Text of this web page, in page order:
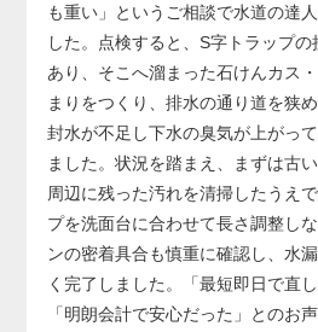
も重い」というご相談で水道の達
した。点検すると、S字トラップ
あり、そこへ溜まった石けんカス
まりをつくり、排水の通り道を狭
封水が不足し下水の臭気が上がっ
ました。状況を踏まえ、まずは古
周辺に残った汚れを清掃したうえ
プを洗面台に合わせて長さ調整し
ンの密着具合も慎重に確認し、水
く完了しました。「最短即日で直
「明朗会計で安心だった」とのお